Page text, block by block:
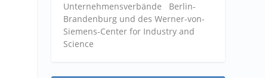
Unternehmensverbände Berlin-
Brandenburg und des Werner-von-
Siemens-Center for Industry and
Science